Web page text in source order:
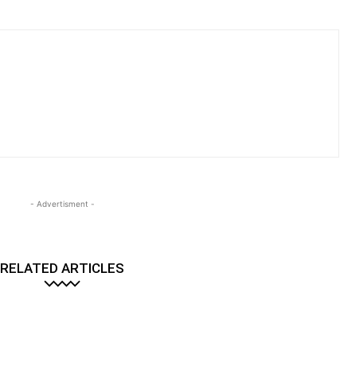
- Advertisment -
RELATED ARTICLES